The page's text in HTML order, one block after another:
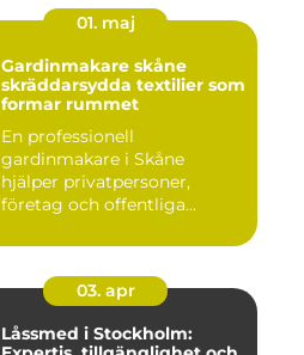
01. maj
Gardinmakare skåne
skräddarsydda textilier som
formar rummet
En professionell
gardinmakare i Skåne
hjälper privatpersoner,
företag och offentliga
03. apr
Låssmed i Stockholm: